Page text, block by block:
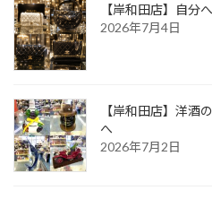
【岸和田店】自分
2026年7月4日
【岸和田店】洋酒
へ
2026年7月2日